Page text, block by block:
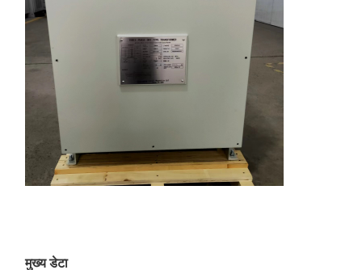
मुख्य डेटा